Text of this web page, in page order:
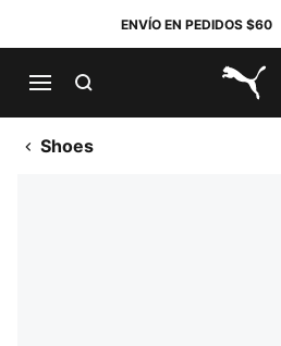
ENVÍO EN PEDIDOS $60
Shoes